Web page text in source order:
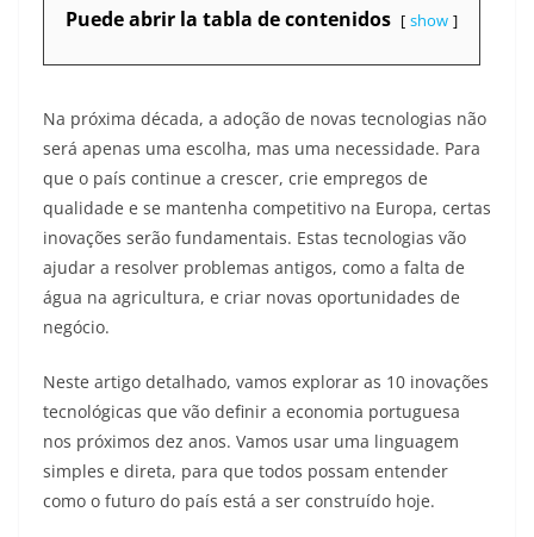
Puede abrir la tabla de contenidos show
Na próxima década, a adoção de novas tecnologias não
será apenas uma escolha, mas uma necessidade. Para
que o país continue a crescer, crie empregos de
qualidade e se mantenha competitivo na Europa, certas
inovações serão fundamentais. Estas tecnologias vão
ajudar a resolver problemas antigos, como a falta de
água na agricultura, e criar novas oportunidades de
negócio.
Neste artigo detalhado, vamos explorar as 10 inovações
tecnológicas que vão definir a economia portuguesa
nos próximos dez anos. Vamos usar uma linguagem
simples e direta, para que todos possam entender
como o futuro do país está a ser construído hoje.